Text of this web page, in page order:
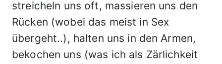
streicheln uns oft, massieren uns den
Rücken (wobei das meist in Sex
übergeht..), halten uns in den Armen,
bekochen uns (was ich als Zärlichkeit